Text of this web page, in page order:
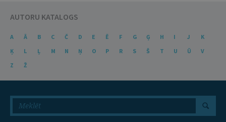
AUTORU KATALOGS
A Ā B C Č D E Ē F G Ģ H I J
K
Ķ
L Ļ M N Ņ O P R S Š T U Ū
V
Z
Ž